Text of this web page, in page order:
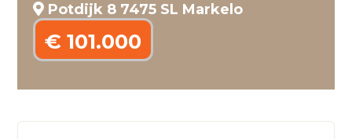
Potdijk 8 7475 SL Markelo
€ 101.000